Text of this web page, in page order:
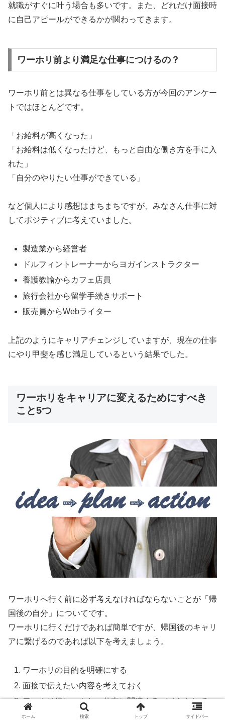
就職がすぐに叶う場合も多いです。また、どれだけ面接時
に自己アピールができるかが関わってきます。
ワーホリ前より満足な仕事につけるの？
ワーホリ前とは異なる仕事をしている方が今回のアンケー
トではほとんどです。
「お給料が高くなった」
「お給料は低くなったけど、もっと自由な働き方を手に入
れた」
「自分のやりたい仕事ができている」
など個人により感想はまちまちですが、みなさん仕事に対
してポジティブに考えていました。
製造業から経営者
ドルフィントレーナーからヨガインストラクター
養護教諭からカフェ店員
旅行会社から留学手続きサポート
販売員からWebライター
上記のようにキャリアチェンジしていますが、現在の仕事
にやり甲斐を感じ満足しているという結果でした。
ワーホリをキャリアに変えるためにすべき
こと5つ
ワーホリへ行く前に必ず考えなければならないことが「帰
国後の自分」についてです。
ワーホリに行くだけであれば簡単ですが、帰国後のキャリ
アに繋げるのであれば以下を考えましょう。
ワーホリの目的を明確にする
面接で伝えたい内容を考えておく
ワーホリ後につきたい仕事に関連するバイトをして
みる
ホーム 検索 トップ サイドバー